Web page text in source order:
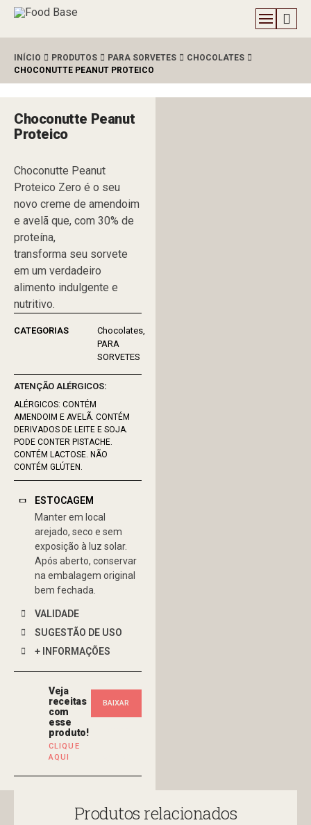
INÍCIO PRODUTOS PARA SORVETES
CHOCOLATES
CHOCONUTTE PEANUT PROTEICO
Choconutte Peanut
Proteico
Choconutte Peanut
Proteico Zero é o seu
novo creme de amendoim
e avelã que, com 30% de
proteína,
transforma seu sorvete
em um verdadeiro
alimento indulgente e
nutritivo.
Chocolates
PARA
SORVETES
ATENÇÃO ALÉRGICOS:
ALÉRGICOS: CONTÉM
AMENDOIM E AVELÃ. CONTÉM
DERIVADOS DE LEITE E SOJA.
PODE CONTER PISTACHE.
CONTÉM LACTOSE. NÃO
CONTÉM GLÚTEN.
ESTOCAGEM
Manter em local
arejado, seco e sem
exposição à luz solar.
Após aberto, conservar
na embalagem original
bem fechada.
VALIDADE
SUGESTÃO DE USO
+ INFORMAÇÕES
Veja
receitas
com
esse
produto!
CLIQUE
AQUI
BAIXAR
Produtos relacionados